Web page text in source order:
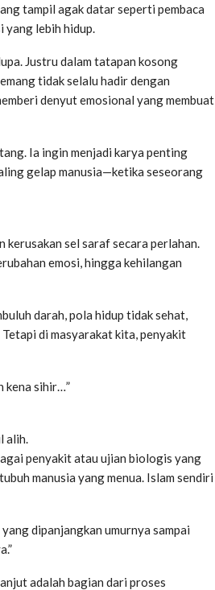
tampil agak datar seperti pembaca
yang lebih hidup.
Justru dalam tatapan kosong
tidak selalu hadir dengan
denyut emosional yang membuat
Ia ingin menjadi karya penting
gelap manusia—ketika seseorang
sel saraf secara perlahan.
emosi, hingga kehilangan
darah, pola hidup tidak sehat,
di masyarakat kita, penyakit
kena sihir…”
alih.
penyakit atau ujian biologis yang
manusia yang menua. Islam sendiri
dipanjangkan umurnya sampai
adalah bagian dari proses